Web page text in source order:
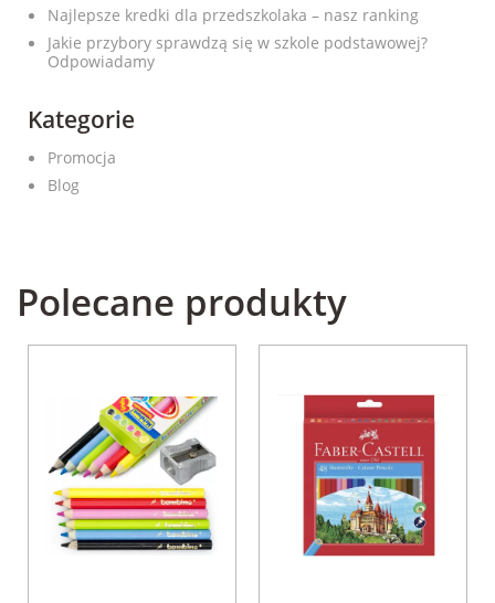
Najlepsze kredki dla przedszkolaka – nasz ranking
Jakie przybory sprawdzą się w szkole podstawowej?
Odpowiadamy
Kategorie
Promocja
Blog
Polecane produkty